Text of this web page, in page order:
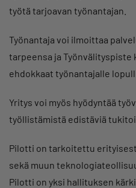
työtä tarjoavan työnantajan.
Työnantaja voi ilmoittaa
tarpeensa ja Työnvälityspiste
ehdokkaat työnantajalle
Yritys voi myös hyödyntää
työllistämistä edistäviä
Pilotti on tarkoitettu
sekä muun
Pilotti on yksi hallituksen